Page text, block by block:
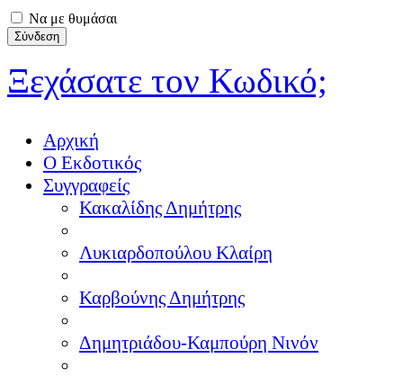
Να με θυμάσαι
Ξεχάσατε τον Κωδικό;
Αρχική
Ο Εκδοτικός
Συγγραφείς
Κακαλίδης Δημήτρης
Λυκιαρδοπούλου Κλαίρη
Καρβούνης Δημήτρης
Δημητριάδου-Καμπούρη Νινόν